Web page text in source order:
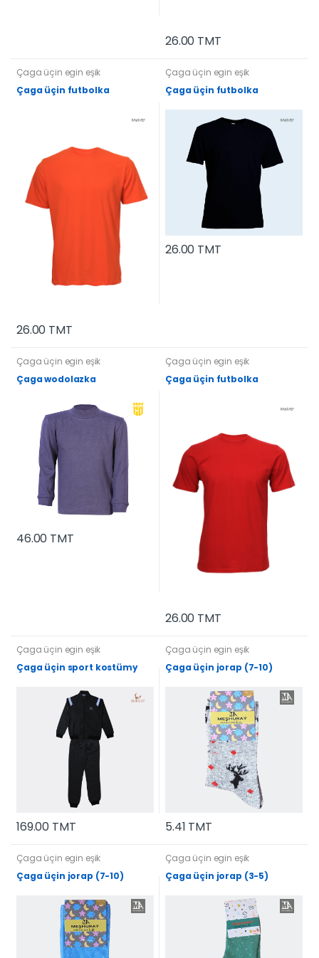
26.00 TMT
Çaga üçin egin eşik
Çaga üçin futbolka
26.00 TMT
Çaga üçin egin eşik
Çaga üçin futbolka
26.00 TMT
Çaga üçin egin eşik
Çaga wodolazka
46.00 TMT
Çaga üçin egin eşik
Çaga üçin futbolka
26.00 TMT
Çaga üçin egin eşik
Çaga üçin sport kostümy
169.00 TMT
Çaga üçin egin eşik
Çaga üçin jorap (7-10)
5.41 TMT
Çaga üçin egin eşik
Çaga üçin jorap (7-10)
Çaga üçin egin eşik
Çaga üçin jorap (3-5)